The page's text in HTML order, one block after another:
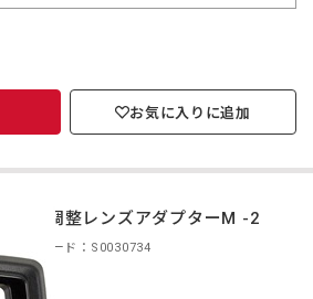
お気に入りに追加
視度調整レンズアダプターM -2
商品コード：S0030734